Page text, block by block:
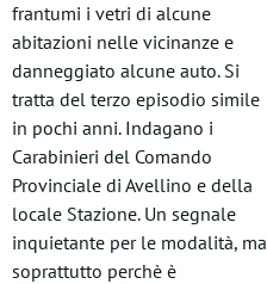
frantumi i vetri di alcune
abitazioni nelle vicinanze e
danneggiato alcune auto. Si
tratta del terzo episodio simile
in pochi anni. Indagano i
Carabinieri del Comando
Provinciale di Avellino e della
locale Stazione. Un segnale
inquietante per le modalità, ma
soprattutto perchè è